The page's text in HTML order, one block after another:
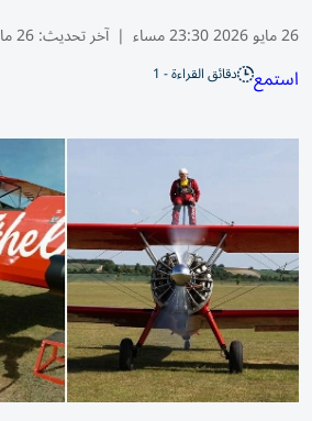
26 مايو 2026 23:30 مساء | آخر تحديث:26 مايو 23:31 2026
استمع دقائق القراءة - 1